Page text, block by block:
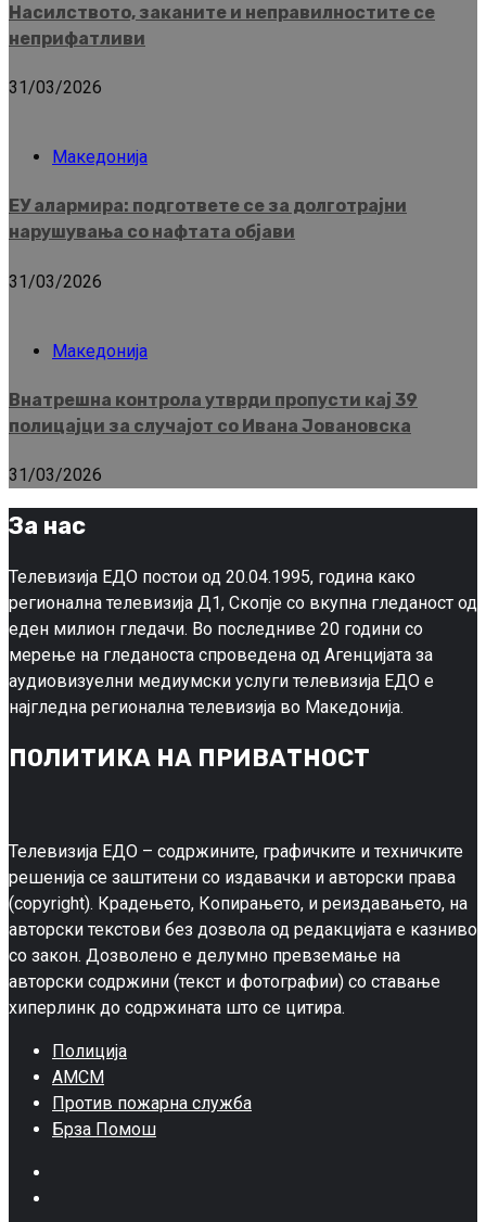
Насилството, заканите и неправилностите се
неприфатливи
31/03/2026
Македонија
ЕУ алармира: подгответе се за долготрајни
нарушувања со нафтата објави
31/03/2026
Македонија
Внатрешна контрола утврди пропусти кај 39
полицајци за случајот со Ивана Јовановска
31/03/2026
За нас
Телевизија ЕДО постои од 20.04.1995, година како
регионална телевизија Д1, Скопје со вкупна гледаност од
еден милион гледачи. Во последниве 20 години со
мерење на гледаноста спроведена од Агенцијата за
аудиовизуелни медиумски услуги телевизија ЕДО е
најгледна регионална телевизија во Македонија.
ПОЛИТИКА НА ПРИВАТНОСТ
Телевизија ЕДО – содржините, графичките и техничките
решенија се заштитени со издавачки и авторски права
(copyright). Крадењето, Копирањето, и реиздавањето, на
авторски текстови без дозвола од редакцијата е казниво
со закон. Дозволено е делумно превземање на
авторски содржини (текст и фотографии) со ставање
хиперлинк до содржината што се цитира.
Полиција
АМСМ
Против пожарна служба
Брза Помош